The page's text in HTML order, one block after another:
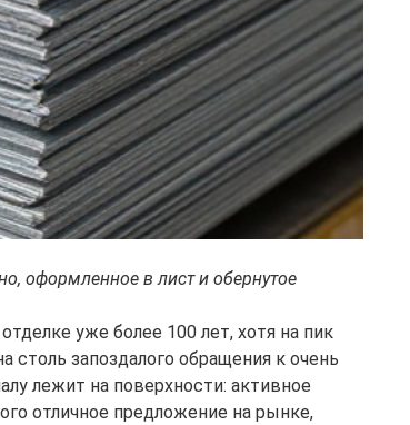
оформленное в лист и обернутое
уже более 100 лет, хотя на пик
столь запоздалого обращения к очень
лежит на поверхности: активное
отличное предложение на рынке,